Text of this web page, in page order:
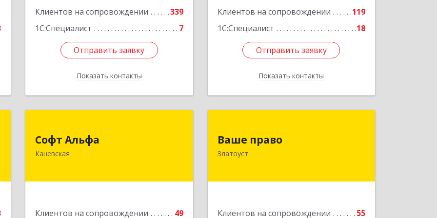
Клиентов на сопровождении
339
1С:Специалист
7
Отправить заявку
Показать контакты
Отправить заявку
Назад
Клиентов на сопровождении
119
1С:Специалист
18
Отправить заявку
Показать контакты
Отправить заявку
Назад
Софт Альфа
Каневская
Клиентов на сопровождении
49
353730, Краснодарский край,
Каневской р-н, Каневская ст-ца,
Ваше право
Златоуст
Клиентов на сопровождении 55
456219, Челябинская обл, Златоуст г,
Молодежный кв-л, дом № 7, кв.136
Подробнее